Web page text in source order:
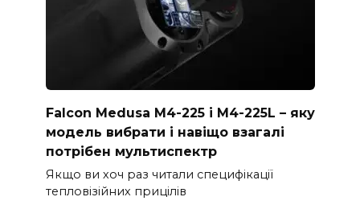
Falcon Medusa M4-225 і M4-225L – яку
модель вибрати і навіщо взагалі
потрібен мультиспектр
Якщо ви хоч раз читали специфікації
тепловізійних прицілів